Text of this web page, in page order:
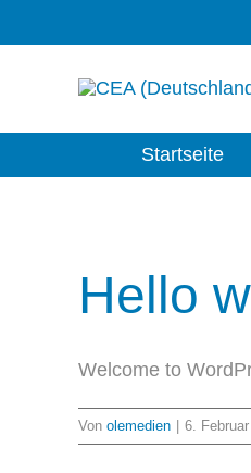
Inhalt
Startseite
Hello
Welcome to
Von olemedien 6.